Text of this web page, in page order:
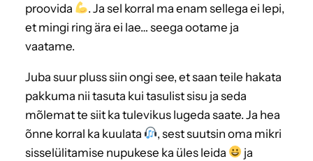
proovida
. Ja sel korral ma enam sellega ei lepi,
et mingi ring ära ei lae… seega ootame ja
vaatame.
Juba suur pluss siin ongi see, et saan teile hakata
pakkuma nii tasuta kui tasulist sisu ja seda
mõlemat te siit ka tulevikus lugeda saate. Ja hea
õnne korral ka kuulata
, sest suutsin oma mikri
sisselülitamise nupukese ka üles leida
ja